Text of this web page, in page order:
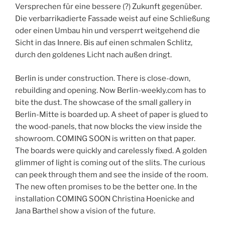
Versprechen für eine bessere (?) Zukunft gegenüber.
Die verbarrikadierte Fassade weist auf eine Schließung
oder einen Umbau hin und versperrt weitgehend die
Sicht in das Innere. Bis auf einen schmalen Schlitz,
durch den goldenes Licht nach außen dringt.
Berlin is under construction. There is close-down,
rebuilding and opening. Now Berlin-weekly.com has to
bite the dust. The showcase of the small gallery in
Berlin-Mitte is boarded up. A sheet of paper is glued to
the wood-panels, that now blocks the view inside the
showroom. COMING SOON is written on that paper.
The boards were quickly and carelessly fixed. A golden
glimmer of light is coming out of the slits. The curious
can peek through them and see the inside of the room.
The new often promises to be the better one. In the
installation COMING SOON Christina Hoenicke and
Jana Barthel show a vision of the future.